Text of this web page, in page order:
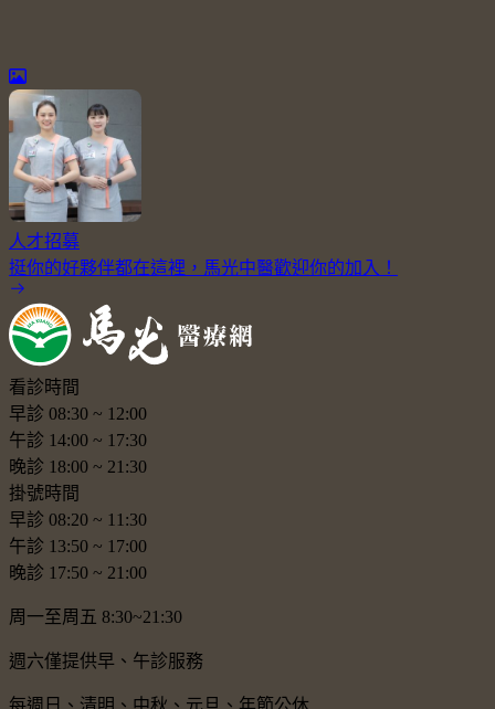
人才招募
挺你的好夥伴都在這裡，馬光中醫歡迎你的加入！
看診時間
早診 08:30 ~ 12:00
午診 14:00 ~ 17:30
晚診 18:00 ~ 21:30
掛號時間
早診 08:20 ~ 11:30
午診 13:50 ~ 17:00
晚診 17:50 ~ 21:00
周一至周五 8:30~21:30
週六僅提供早、午診服務
每週日、清明、中秋、元旦、年節公休